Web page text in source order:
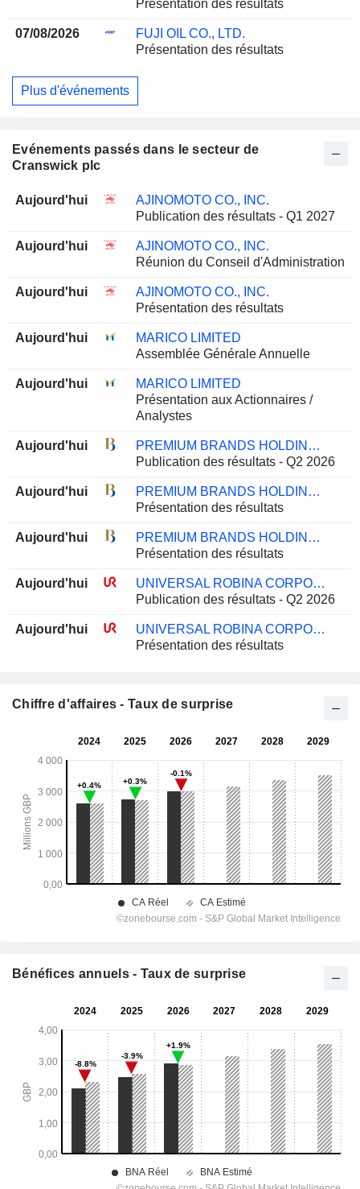
Présentation des résultats
07/08/2026
FUJI OIL CO., LTD.
Présentation des résultats
Plus d'événements
Evénements passés dans le secteur de
Cranswick plc
Aujourd'hui
AJINOMOTO CO., INC.
Publication des résultats - Q1 2027
Aujourd'hui
AJINOMOTO CO., INC.
Réunion du Conseil d'Administration
Aujourd'hui
AJINOMOTO CO., INC.
Présentation des résultats
Aujourd'hui
MARICO LIMITED
Assemblée Générale Annuelle
Aujourd'hui
MARICO LIMITED
Présentation aux Actionnaires /
Analystes
Aujourd'hui
PREMIUM BRANDS HOLDINGS CORPORATION
Publication des résultats - Q2 2026
Aujourd'hui
PREMIUM BRANDS HOLDINGS CORPORATION
Présentation des résultats
Aujourd'hui
PREMIUM BRANDS HOLDINGS CORPORATION
Présentation des résultats
Aujourd'hui
UNIVERSAL ROBINA CORPORATION
Publication des résultats - Q2 2026
Aujourd'hui
UNIVERSAL ROBINA CORPORATION
Présentation des résultats
Chiffre d'affaires - Taux de surprise
Bénéfices annuels - Taux de surprise